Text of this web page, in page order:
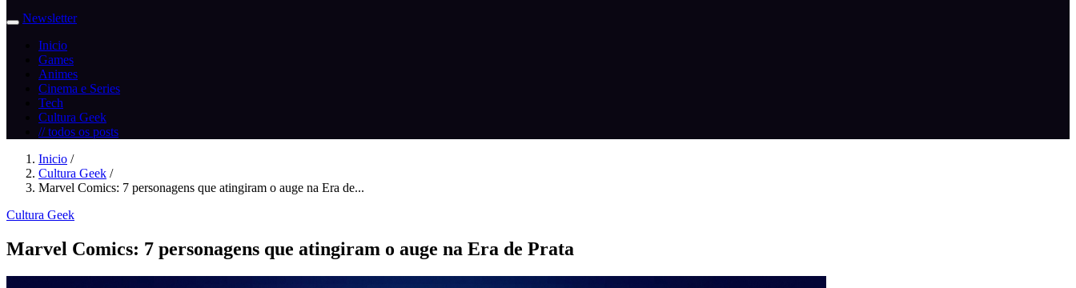
Newsletter
Inicio
Games
Animes
Cinema e Series
Tech
Cultura Geek
// todos os posts
Inicio /
Cultura Geek /
Marvel Comics: 7 personagens que atingiram o auge na Era de...
Cultura Geek
Marvel Comics: 7 personagens que atingiram o auge na Era de Prata